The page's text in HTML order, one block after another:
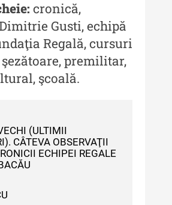
de mediere
(2023)
I (2023)
II (2024)
III (2025)
cronică,
Gusti, echipă
Regală, cursuri
premilitar,
şcoală.
(ULTIMII
CÂTEVA OBSERVAŢII
ECHIPEI REGALE